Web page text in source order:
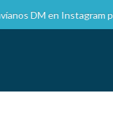
en Instagram para